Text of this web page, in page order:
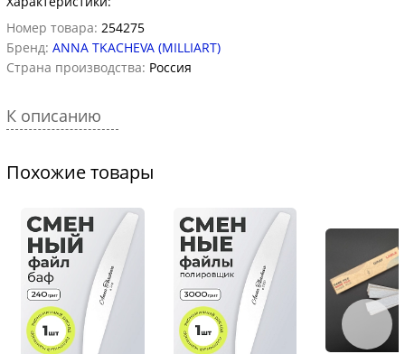
Номер товара: 254275
Бренд: ANNA TKACHEVA (MILLIART)
Страна производства: Россия
К описанию
Похожие товары